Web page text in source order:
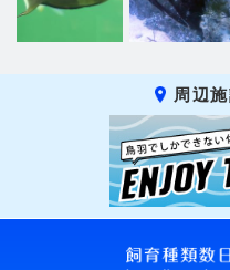
周辺